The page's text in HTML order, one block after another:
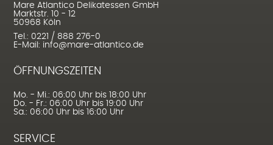
Mare Atlantico Delikatessen GmbH
Marktstr. 10 - 12
50968 Köln
Tel.: 0221 / 888 276-0
E-Mail: info@mare-atlantico.de
ÖFFNUNGSZEITEN
Mo. - Mi.: 06:00 Uhr bis 18:00 Uhr
Do. - Fr.: 06:00 Uhr bis 19:00 Uhr
Sa.: 06:00 Uhr bis 16:00 Uhr
SERVICE